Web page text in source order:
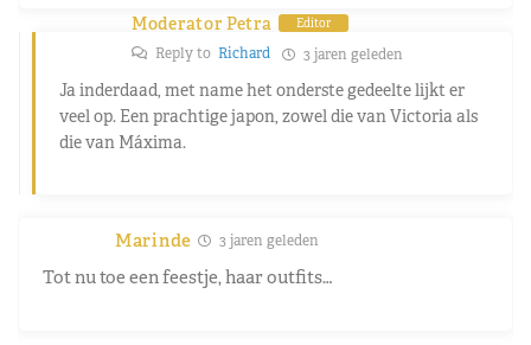
Moderator Petra Editor
Reply to Richard 3 jaren geleden
Ja inderdaad, met name het onderste gedeelte lijkt er
veel op. Een prachtige japon, zowel die van Victoria als
die van Máxima.
Marinde 3 jaren geleden
Tot nu toe een feestje, haar outfits…